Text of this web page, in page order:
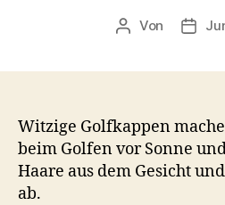
Beitragsautor
Von
Witzige Golfkappen
beim Golfen vor Sonne
Haare aus dem Gesicht
ab.